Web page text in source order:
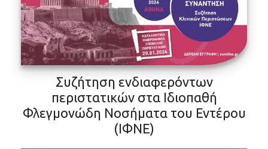
Συζήτηση ενδιαφερόντων
περιστατικών στα Ιδιοπαθή
Φλεγμονώδη Νοσήματα του Εντέρου
(ΙΦΝΕ)